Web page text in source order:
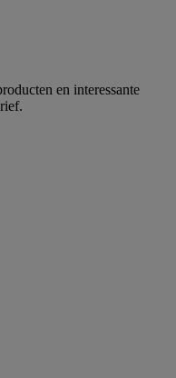
en interessante